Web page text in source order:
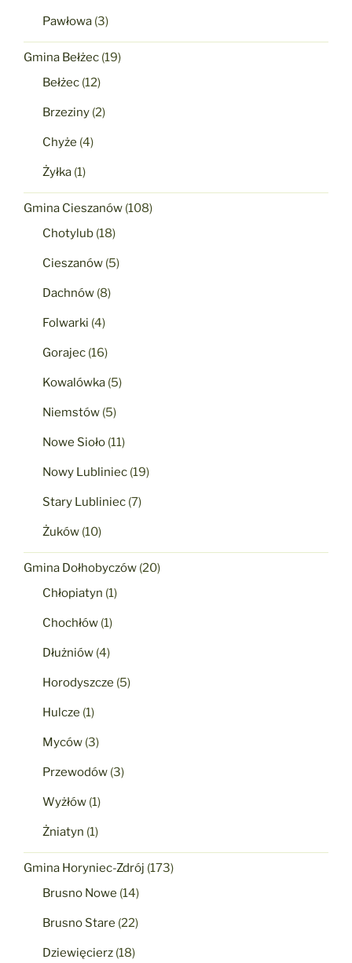
Pawłowa (3)
Gmina Bełżec (19)
Bełżec (12)
Brzeziny (2)
Chyże (4)
Żyłka (1)
Gmina Cieszanów (108)
Chotylub (18)
Cieszanów (5)
Dachnów (8)
Folwarki (4)
Gorajec (16)
Kowalówka (5)
Niemstów (5)
Nowe Sioło (11)
Nowy Lubliniec (19)
Stary Lubliniec (7)
Żuków (10)
Gmina Dołhobyczów (20)
Chłopiatyn (1)
Chochłów (1)
Dłużniów (4)
Horodyszcze (5)
Hulcze (1)
Myców (3)
Przewodów (3)
Wyżłów (1)
Żniatyn (1)
Gmina Horyniec-Zdrój (173)
Brusno Nowe (14)
Brusno Stare (22)
Dziewięcierz (18)